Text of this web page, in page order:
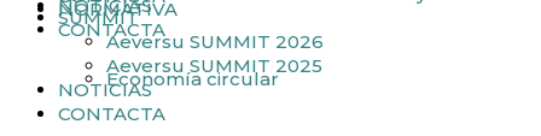
NORMATIVA
Economía circular
NOTICIAS
CONTACTA
SUMMIT
Aeversu SUMMIT 2026
Aeversu SUMMIT 2025
NOTICIAS
CONTACTA